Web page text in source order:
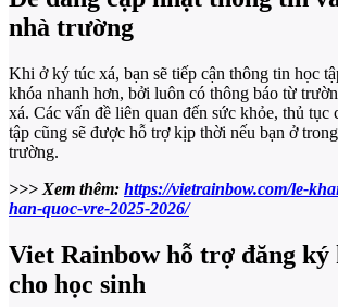
nhà trường
Khi ở ký túc xá, bạn sẽ tiếp cận thông tin học
khóa nhanh hơn, bởi luôn có thông báo từ
xá. Các vấn đề liên quan đến sức khỏe, thủ tục
tập cũng sẽ được hỗ trợ kịp thời nếu bạn ở
trường.
>>> Xem thêm: https://vietrainbow.com/le-
han-quoc-vre-2025-2026/
Viet Rainbow hỗ trợ đăng ký
cho học sinh